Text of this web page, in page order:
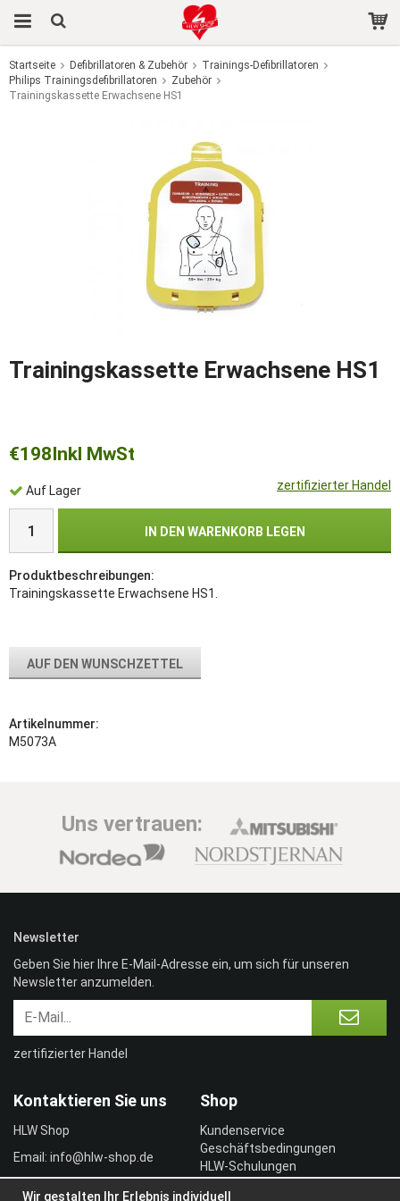
Das Produkt wurde in Ihren Warenkorb gelegt
Startseite Defibrillatoren & Zubehör
Trainings-Defibrillatoren
Philips Trainingsdefibrillatoren
Zubehör
Trainingskassette Erwachsene HS1
Trainingskassette Erwachsene HS1
zertifizierter Handel
€198Inkl MwSt
Auf Lager
IN DEN WARENKORB LEGEN
Produktbeschreibungen:
Trainingskassette Erwachsene HS1.
AUF DEN WUNSCHZETTEL
Artikelnummer:
M5073A
Uns vertrauen:
Kontaktieren Sie uns
HLW Shop
Email: info@hlw-shop.de
Shop
Kundenservice
Geschäftsbedingungen
HLW-Schulungen
Vertragskunde
Newsletter
Geben Sie hier Ihre E-Mail-Adresse ein, um sich für unseren
Newsletter anzumelden.
zertifizierter Handel
Wir gestalten Ihr Erlebnis individuell